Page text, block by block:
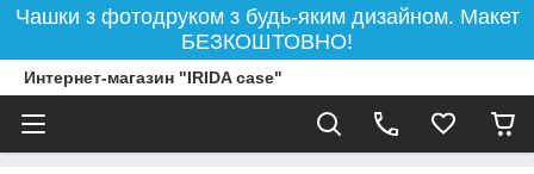
Чашки з фотодруком з будь-яким дизайном. Макет
БЕЗКОШТОВНО!
Интернет-магазин "IRIDA case"